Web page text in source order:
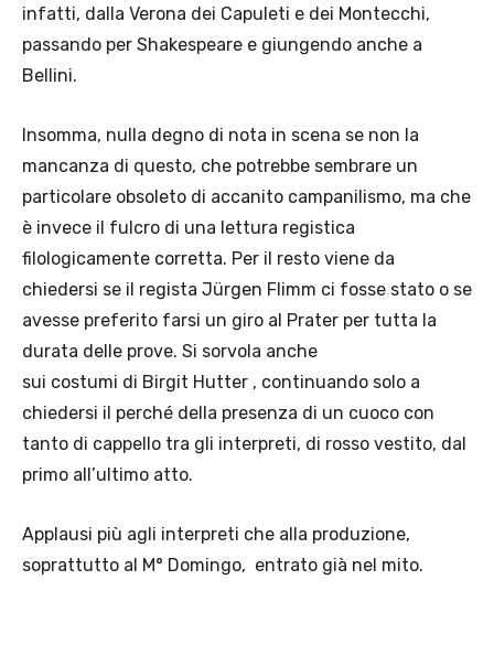
infatti, dalla Verona dei Capuleti e dei Montecchi,
passando per Shakespeare e giungendo anche a
Bellini.
Insomma, nulla degno di nota in scena se non la
mancanza di questo, che potrebbe sembrare un
particolare obsoleto di accanito campanilismo, ma che
è invece il fulcro di una lettura registica
filologicamente corretta. Per il resto viene da
chiedersi se il regista Jürgen Flimm ci fosse stato o se
avesse preferito farsi un giro al Prater per tutta la
durata delle prove. Si sorvola anche
sui costumi di Birgit Hutter , continuando solo a
chiedersi il perché della presenza di un cuoco con
tanto di cappello tra gli interpreti, di rosso vestito, dal
primo all’ultimo atto.
Applausi più agli interpreti che alla produzione,
soprattutto al M° Domingo, entrato già nel mito.